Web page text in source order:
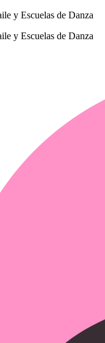
y Escuelas de Danza
y Escuelas de Danza